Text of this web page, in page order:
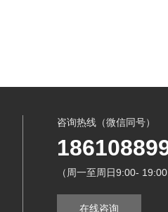
咨询热线（微信同号）
（周一至周日9:00- 19:00
在线咨询